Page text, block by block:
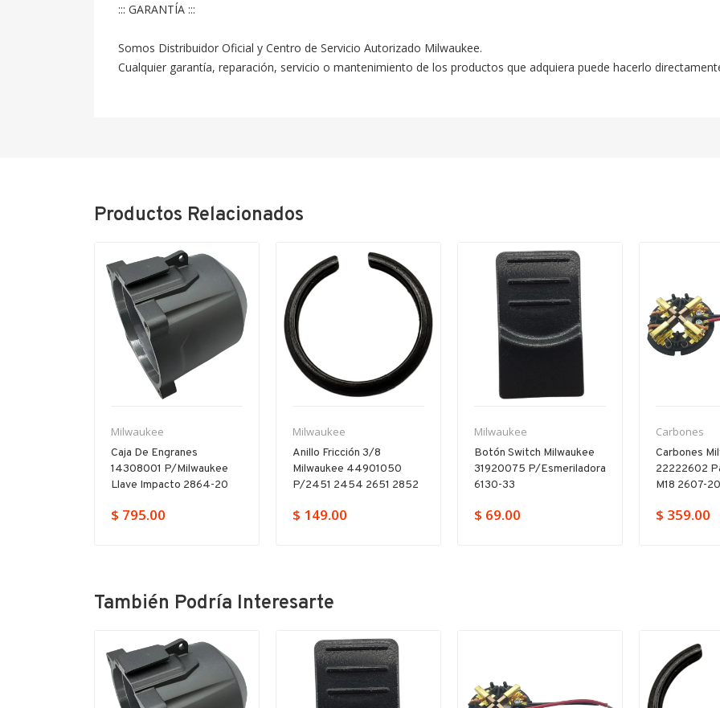
::: GARANTÍA :::
Somos Distribuidor Oficial y Centro de Servicio Autorizado Milwaukee.
Cualquier garantía, reparación, servicio o mantenimiento de los productos que adquiera puede hacerlo
Productos Relacionados
Milwaukee
Caja De Engranes
14308001 P/milwaukee
Llave Impacto 2864-20
$ 795.00
Milwaukee
Anillo Fricción 3/8
Milwaukee 44901050
P/2451 2454 2651 2852
$ 149.00
Milwaukee
Botón Switch Milwaukee
31920075 P/esmeriladora
6130-33
$ 69.00
Carbones
Carbones
22222602
M18 2607-20
$ 359.00
También Podría Interesarte